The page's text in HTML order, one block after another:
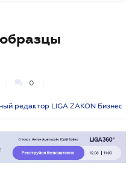
0
редактор LIGA ZAKON Бизнес